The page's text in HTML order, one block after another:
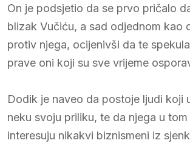
On je podsjetio da se prvo pričalo
blizak Vučiću, a sad odjednom kao
protiv njega, ocijenivši da te
prave oni koji su sve vrijeme
Dodik je naveo da postoje ljudi koji
neku svoju priliku, te da njega u
interesuju nikakvi biznismeni iz